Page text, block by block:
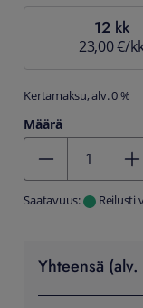
12 kk
23,00 €/
Kertamaksu, alv. 0 %
Määrä
Saatavuus: Reilusti
Yhteensä